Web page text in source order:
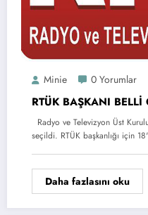
Minie 0 Yorumlar
RTÜK BAŞKANI BELLİ
Radyo ve Televizyon Üst
seçildi. RTÜK başkanlığı için
Daha fazlasını oku